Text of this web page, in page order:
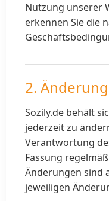
Nutzung unserer
erkennen Sie die
2.
Sozily.de behält
jederzeit zu
Verantwortung
Fassung
Änderungen sind
jeweiligen